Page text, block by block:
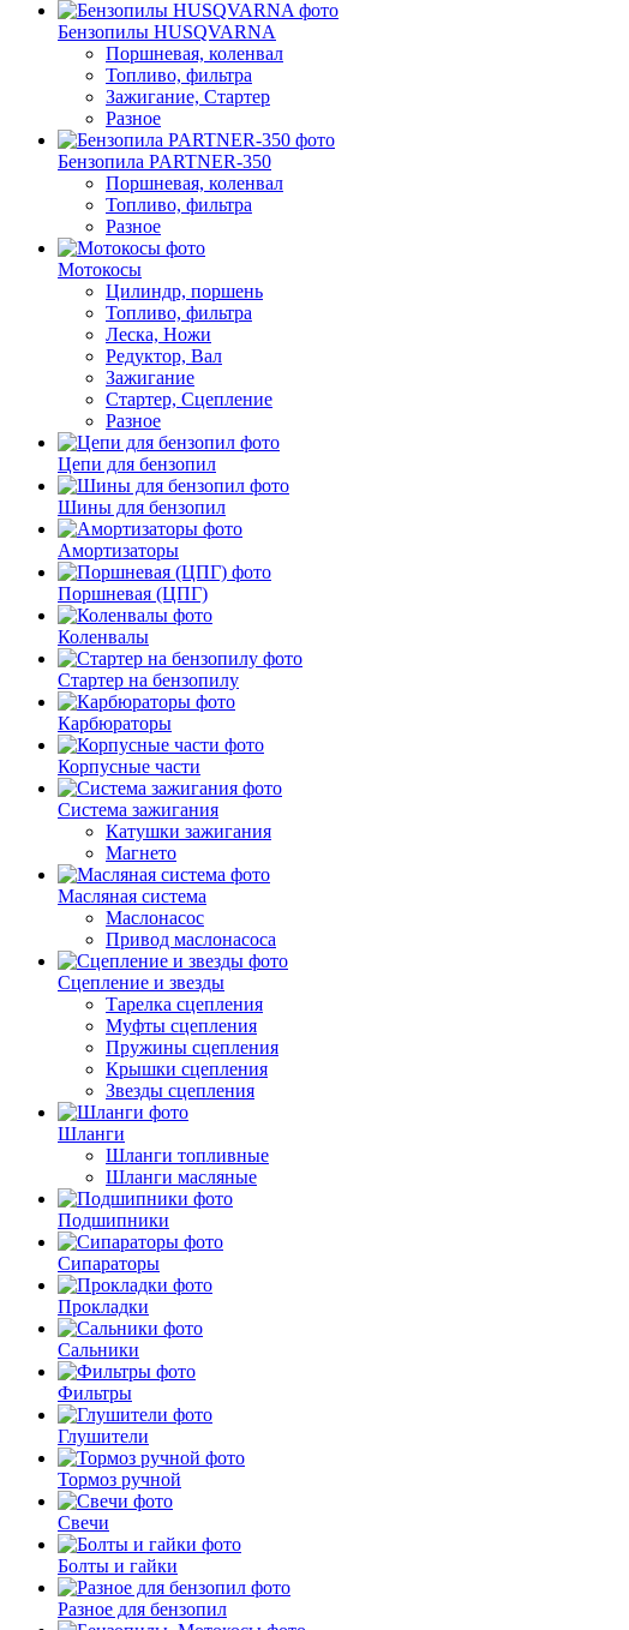
Бензопилы HUSQVARNA
Поршневая, коленвал
Топливо, фильтра
Зажигание, Стартер
Разное
Бензопила PARTNER-350
Поршневая, коленвал
Топливо, фильтра
Разное
Мотокосы
Цилиндр, поршень
Топливо, фильтра
Леска, Ножи
Редуктор, Вал
Зажигание
Стартер, Сцепление
Разное
Цепи для бензопил
Шины для бензопил
Амортизаторы
Поршневая (ЦПГ)
Коленвалы
Стартер на бензопилу
Карбюраторы
Корпусные части
Система зажигания
Катушки зажигания
Магнето
Масляная система
Маслонасос
Привод маслонасоса
Сцепление и звезды
Тарелка сцепления
Муфты сцепления
Пружины сцепления
Крышки сцепления
Звезды сцепления
Шланги
Шланги топливные
Шланги масляные
Подшипники
Сипараторы
Прокладки
Сальники
Фильтры
Глушители
Тормоз ручной
Свечи
Болты и гайки
Разное для бензопил